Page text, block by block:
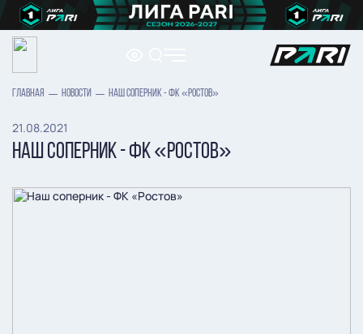
ГЛАВНАЯ НОВОСТИ НАШ СОПЕРНИК - ФК «РОСТОВ»
21.08.2021
НАШ СОПЕРНИК - ФК «РОСТОВ»